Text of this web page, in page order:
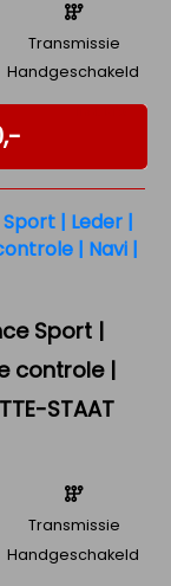
Transmissie
Handgeschakeld
Sport |
controle |
STAAT
Transmissie
Handgeschakeld